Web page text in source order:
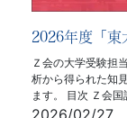
2026年度「東
Ｚ会の大学受験担
析から得られた知
ます。 目次 Ｚ会